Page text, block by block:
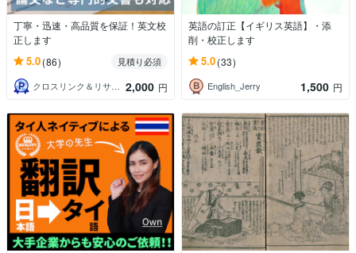
丁寧・迅速・高品質を保証！英文校
正します
5.0(86)
見積り必須
クロスリンク＆リサーチ 2,000 円
英語の訂正【イギリス英語】・添
削・校正します
5.0(33)
English_Jerry 1,500 円